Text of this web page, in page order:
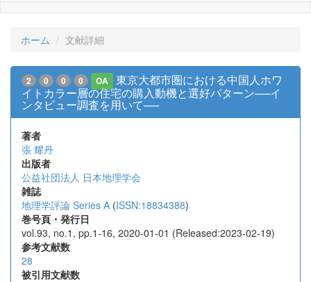
ホーム 文献詳細
2 0 0 0 OA
東京大都市圏における中国人ホワ
イトカラー層の住宅の購入動機と選好パターン──イ
ンタビュー調査を用いて──
著者
張 耀丹
出版者
公益社団法人 日本地理学会
雑誌
地理学評論 Series A (ISSN:18834388)
巻号頁・発行日
vol.93, no.1, pp.1-16, 2020-01-01 (Released:2023-02-19)
参考文献数
28
被引用文献数